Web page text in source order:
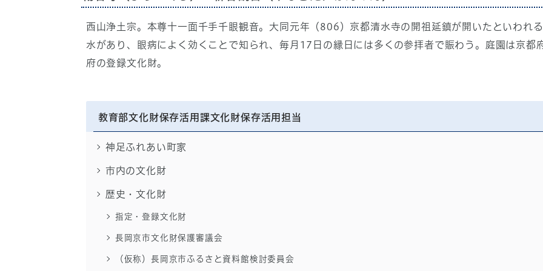
西山浄土宗。本尊十一面千手千眼観音。大同元年（806）京都清水寺の開祖延鎮が開いたといわれ
水があり、眼病によく効くことで知られ、毎月17日の縁日には多くの参拝者で賑わう。庭園は京都
府の登録文化財。
教育部文化財保存活用課文化財保存活用担当
神足ふれあい町家
市内の文化財
歴史・文化財
指定・登録文化財
長岡京市文化財保護審議会
（仮称）長岡京市ふるさと資料館検討委員会